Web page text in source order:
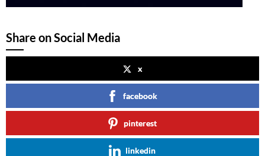
Share on Social Media
x
facebook
pinterest
linkedin